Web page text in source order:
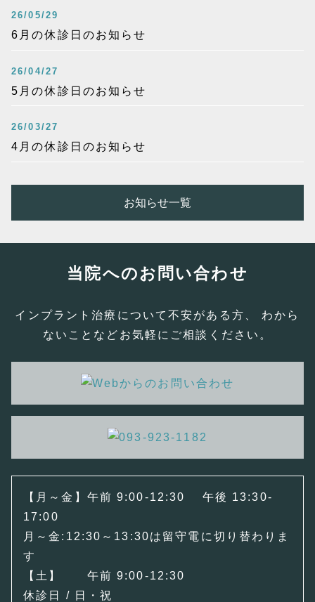
26/05/29
6月の休診日のお知らせ
26/04/27
5月の休診日のお知らせ
26/03/27
4月の休診日のお知らせ
お知らせ一覧
当院へのお問い合わせ
インプラント治療について不安がある方、 わから
ないことなどお気軽にご相談ください。
【月～金】午前 9:00-12:30 午後 13:30-
17:00
月～金:12:30～13:30は留守電に切り替わりま
す
【土】 午前 9:00-12:30
休診日 / 日・祝